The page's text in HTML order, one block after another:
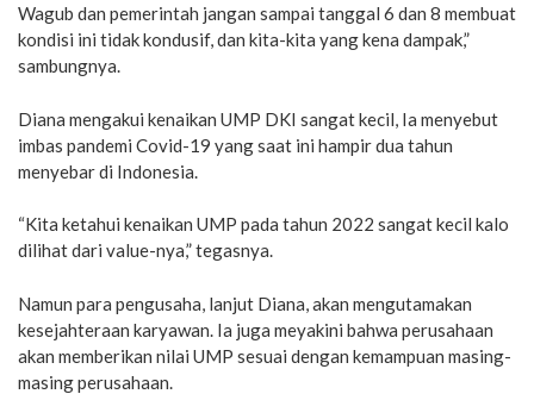
Wagub dan pemerintah jangan sampai tanggal 6 dan 8 membuat
kondisi ini tidak kondusif, dan kita-kita yang kena dampak,”
sambungnya.
Diana mengakui kenaikan UMP DKI sangat kecil, Ia menyebut
imbas pandemi Covid-19 yang saat ini hampir dua tahun
menyebar di Indonesia.
“Kita ketahui kenaikan UMP pada tahun 2022 sangat kecil kalo
dilihat dari value-nya,” tegasnya.
Namun para pengusaha, lanjut Diana, akan mengutamakan
kesejahteraan karyawan. Ia juga meyakini bahwa perusahaan
akan memberikan nilai UMP sesuai dengan kemampuan masing-
masing perusahaan.